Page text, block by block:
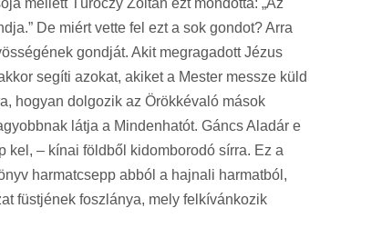
De miért vette fel ezt a sok gondot? Arra
gondját. Akit megragadott Jézus
segíti azokat, akiket a Mester messze küld
hogyan dolgozik az Örökkévaló mások
látja a Mindenhatót. Gáncs Aladár e
kel, – kínai földből kidomborodó sírra. Ez a
harmatcsepp abból a hajnali harmatból,
füstjének foszlánya, mely felkívánkozik